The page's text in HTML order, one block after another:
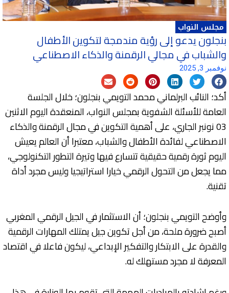
مجلس النواب
بنجلون يدعو إلى رؤية مندمجة لتكوين الأطفال
والشباب في مجالي الرقمنة والذكاء الاصطناعي
نوفمبر 3, 2025
أكد؛ النائب البرلماني محمد التويمي بنجلون؛ خلال الجلسة
العامة للأسئلة الشفوية بمجلس النواب، المنعقدة اليوم الاثنين
03 نونبر الجاري، على أهمية التكوين في مجال الرقمنة والذكاء
الاصطناعي لفائدة الأطفال والشباب، معتبرا أن العالم يعيش
اليوم ثورة رقمية حقيقية تتسارع فيها وتيرة التطور التكنولوجي،
مما يجعل من التحول الرقمي خيارا استراتيجيا وليس مجرد أداة
تقنية.
وأوضح التويمي بنجلون؛ أن الاستثمار في الجيل الرقمي المغربي
أصبح ضرورة ملحة، من أجل تكوين جيل يمتلك المهارات الرقمية
والقدرة على الابتكار والتفكير الإبداعي، ليكون فاعلا في اقتصاد
المعرفة لا مجرد مستهلك له.